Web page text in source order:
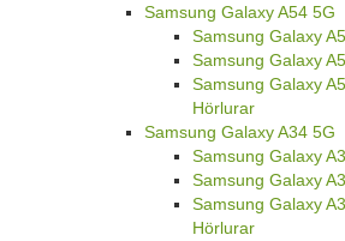
Samsung Galaxy A54 5G
Samsung Galaxy
Samsung Galaxy
Samsung Galaxy
Hörlurar
Samsung Galaxy A34 5G
Samsung Galaxy
Samsung Galaxy
Samsung Galaxy
Hörlurar